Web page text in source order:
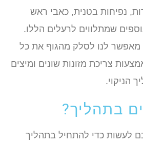
נפיחות בטנית, כאבי ראש
שמתלווים לרעלים הללו.
מאפשר לנו לסלק מהגוף את כל
צריכת מזונות שונים ומיצים
הניקוי.
בתהליך?
לעשות כדי להתחיל בתהליך